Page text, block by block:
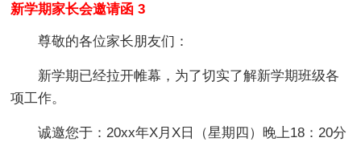
新学期家长会邀请函 3
尊敬的各位家长朋友们：
新学期已经拉开帷幕，为了切实了解新学期班级各
项工作。
诚邀您于：20xx年X月X日（星期四）晚上18：20分